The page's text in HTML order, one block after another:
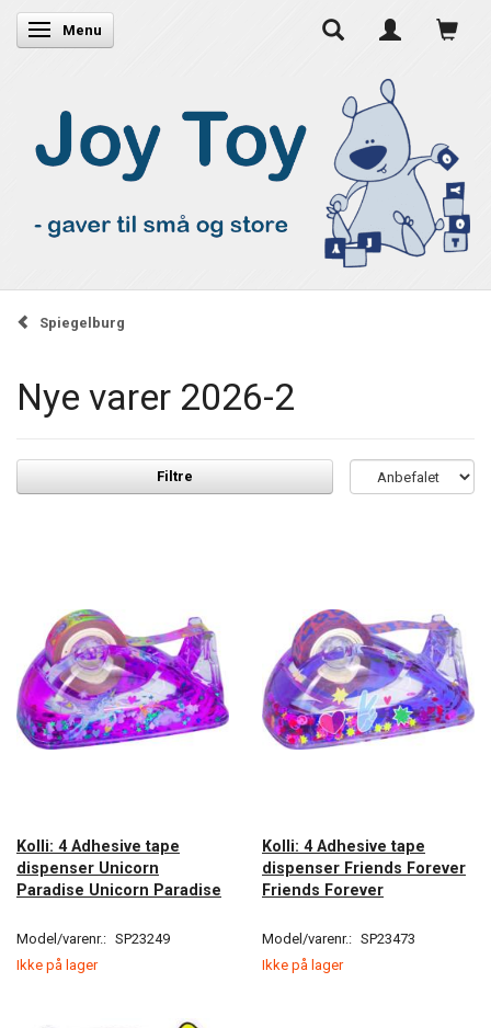
Skifte navigation
Menu
Spiegelburg
Nye varer 2026-2
Filtre
Kolli: 4 Adhesive tape
dispenser Unicorn
Paradise Unicorn Paradise
Model/varenr.: SP23249
Ikke på lager
Kolli: 4 Adhesive tape
dispenser Friends Forever
Friends Forever
Model/varenr.: SP23473
Ikke på lager